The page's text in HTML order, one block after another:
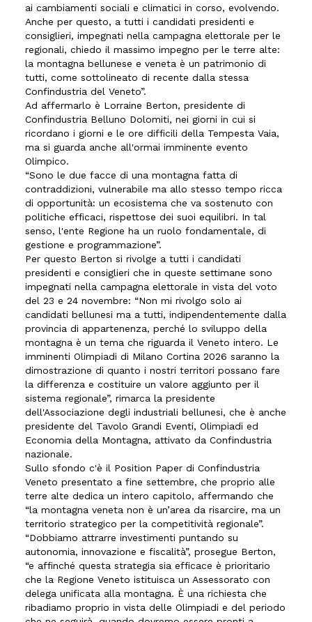
ai cambiamenti sociali e climatici in corso, evolvendo.
Anche per questo, a tutti i candidati presidenti e
consiglieri, impegnati nella campagna elettorale per le
regionali, chiedo il massimo impegno per le terre alte:
la montagna bellunese e veneta è un patrimonio di
tutti, come sottolineato di recente dalla stessa
Confindustria del Veneto”.
Ad affermarlo è Lorraine Berton, presidente di
Confindustria Belluno Dolomiti, nei giorni in cui si
ricordano i giorni e le ore difficili della Tempesta Vaia,
ma si guarda anche all'ormai imminente evento
Olimpico.
“Sono le due facce di una montagna fatta di
contraddizioni, vulnerabile ma allo stesso tempo ricca
di opportunità: un ecosistema che va sostenuto con
politiche efficaci, rispettose dei suoi equilibri. In tal
senso, l'ente Regione ha un ruolo fondamentale, di
gestione e programmazione”.
Per questo Berton si rivolge a tutti i candidati
presidenti e consiglieri che in queste settimane sono
impegnati nella campagna elettorale in vista del voto
del 23 e 24 novembre: “Non mi rivolgo solo ai
candidati bellunesi ma a tutti, indipendentemente dalla
provincia di appartenenza, perché lo sviluppo della
montagna è un tema che riguarda il Veneto intero. Le
imminenti Olimpiadi di Milano Cortina 2026 saranno la
dimostrazione di quanto i nostri territori possano fare
la differenza e costituire un valore aggiunto per il
sistema regionale”, rimarca la presidente
dell'Associazione degli industriali bellunesi, che è anche
presidente del Tavolo Grandi Eventi, Olimpiadi ed
Economia della Montagna, attivato da Confindustria
nazionale.
Sullo sfondo c'è il Position Paper di Confindustria
Veneto presentato a fine settembre, che proprio alle
terre alte dedica un intero capitolo, affermando che
“la montagna veneta non è un’area da risarcire, ma un
territorio strategico per la competitività regionale”.
“Dobbiamo attrarre investimenti puntando su
autonomia, innovazione e fiscalità”, prosegue Berton,
“e affinché questa strategia sia efficace è prioritario
che la Regione Veneto istituisca un Assessorato con
delega unificata alla montagna. È una richiesta che
ribadiamo proprio in vista delle Olimpiadi e del periodo